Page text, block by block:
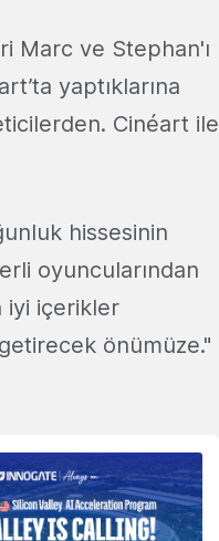
Marc ve Stephan'ı
yaptıklarına
Cinéart ile
hissesinin
oyuncularından
iyi içerikler
önümüze."